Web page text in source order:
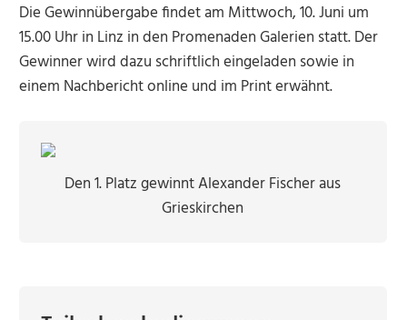
Die Gewinnübergabe findet am Mittwoch, 10. Juni um
15.00 Uhr in Linz in den Promenaden Galerien statt. Der
Gewinner wird dazu schriftlich eingeladen sowie in
einem Nachbericht online und im Print erwähnt.
Den 1. Platz gewinnt Alexander Fischer aus
Grieskirchen